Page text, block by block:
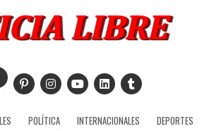
POLÍTICA INTERNACIONALES
DEPORTES